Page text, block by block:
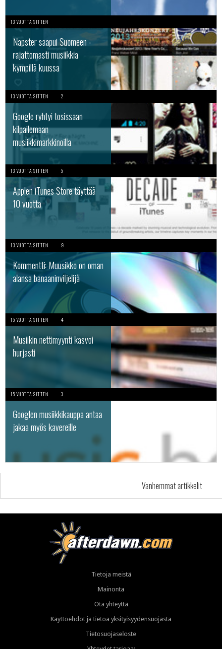
13 VUOTTA SITTEN
Napster saapui Suomeen -
rajattomasti musiikkia
kympillä kuussa
13 VUOTTA SITTEN 2
Google ryhtyi tosissaan
kilpailemaan
musiikkimarkkinoilla
13 VUOTTA SITTEN 5
Applen iTunes Store täyttää
10 vuotta
13 VUOTTA SITTEN 9
Kommentti: Muusikko on oman
alansa banaaninviljelijä
15 VUOTTA SITTEN 4
Musiikin nettimyynti kasvoi
hurjasti
15 VUOTTA SITTEN 3
Googlen musiikkikauppa antaa
jakaa myös kavereille
Vanhemmat artikkelit
Tietoja meistä
Mainonta
Ota yhteyttä
Käyttöehdot ja tietoa yksityisyydensuojasta
Tietosuojaseloste